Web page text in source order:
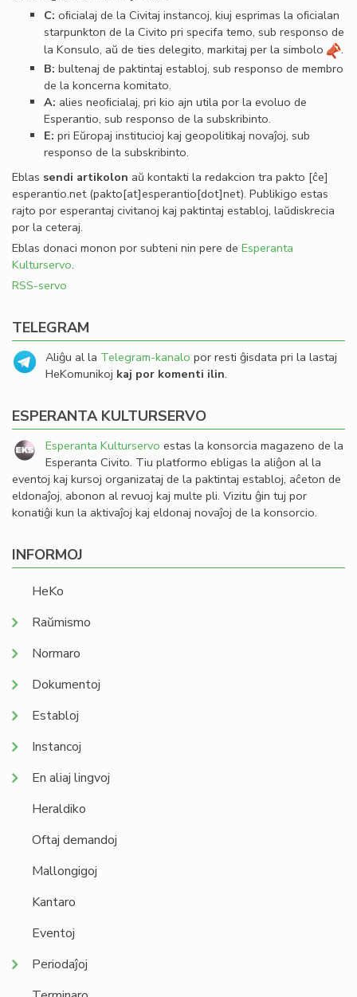
C: oﬁcialaj de la Civitaj instancoj, kiuj esprimas la oﬁcialan
starpunkton de la Civito pri specifa temo, sub responso de
la Konsulo, aŭ de ties delegito, markitaj per la simbolo
.
B: bultenaj de paktintaj establoj, sub responso de membro
de la koncerna komitato.
A: alies neoﬁcialaj, pri kio ajn utila por la evoluo de
Esperantio, sub responso de la subskribinto.
E: pri Eŭropaj institucioj kaj geopolitikaj novaĵoj, sub
responso de la subskribinto.
Eblas sendi artikolon aŭ kontakti la redakcion tra pakto [ĉe]
esperantio.net(pakto[at]esperantio[dot]net). Publikigo estas
rajto por esperantaj civitanoj kaj paktintaj establoj, laŭdiskrecia
por la ceteraj.
Eblas donaci monon por subteni nin pere de Esperanta
Kulturservo.
RSS-servo
TELEGRAM
Aliĝu al la Telegram-kanalo por resti ĝisdata pri la lastaj
HeKomunikoj kaj por komenti ilin.
ESPERANTA KULTURSERVO
Esperanta Kulturservo estas la konsorcia magazeno de la
Esperanta Civito. Tiu platformo ebligas la aliĝon al la
eventoj kaj kursoj organizataj de la paktintaj establoj, aĉeton de
eldonaĵoj, abonon al revuoj kaj multe pli. Vizitu ĝin tuj por
konatiĝi kun la aktivaĵoj kaj eldonaj novaĵoj de la konsorcio.
INFORMOJ
HeKo
Raŭmismo
Normaro
Dokumentoj
Establoj
Instancoj
En aliaj lingvoj
Heraldiko
Oftaj demandoj
Mallongigoj
Kantaro
Eventoj
Periodaĵoj